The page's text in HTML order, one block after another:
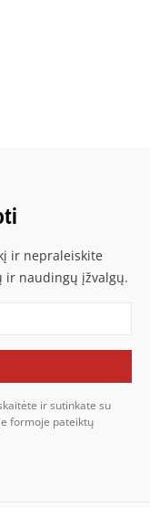
ir nepraleiskite
ir naudingų įžvalgų.
ir sutinkate su
formoje pateiktų